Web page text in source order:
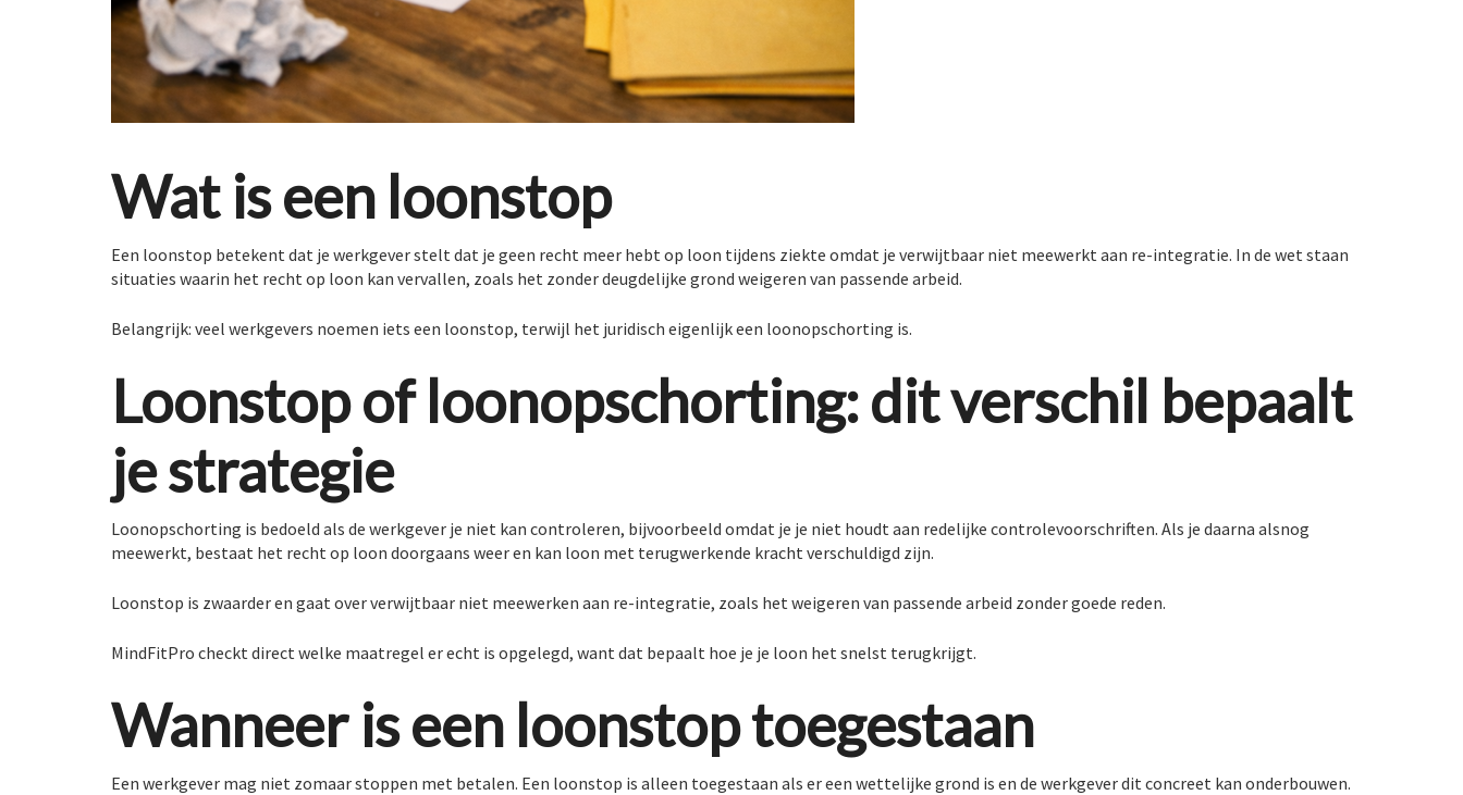
Wat is een loonstop
Een loonstop betekent dat je werkgever stelt dat je geen recht meer hebt op loon tijdens ziekte omdat je verwijtbaar niet meewerkt aan re-integratie. In de wet staan
situaties waarin het recht op loon kan vervallen, zoals het zonder deugdelijke grond weigeren van passende arbeid.
Belangrijk: veel werkgevers noemen iets een loonstop, terwijl het juridisch eigenlijk een loonopschorting is.
Loonstop of loonopschorting: dit verschil bepaalt
je strategie
Loonopschorting is bedoeld als de werkgever je niet kan controleren, bijvoorbeeld omdat je je niet houdt aan redelijke controlevoorschriften. Als je daarna alsnog
meewerkt, bestaat het recht op loon doorgaans weer en kan loon met terugwerkende kracht verschuldigd zijn.
Loonstop is zwaarder en gaat over verwijtbaar niet meewerken aan re-integratie, zoals het weigeren van passende arbeid zonder goede reden.
MindFitPro checkt direct welke maatregel er echt is opgelegd, want dat bepaalt hoe je je loon het snelst terugkrijgt.
Wanneer is een loonstop toegestaan
Een werkgever mag niet zomaar stoppen met betalen. Een loonstop is alleen toegestaan als er een wettelijke grond is en de werkgever dit concreet kan onderbouwen.